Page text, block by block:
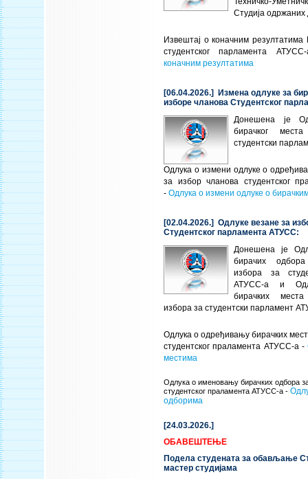
Студија
Извештај о коначним
студентског парламента
коначним резултатима
[06.04.2026.] Измена одлуке за
изборе чланова Студентског
Донешена је
бирачког
студентски
Одлука о измени одлуке о
за избор чланова студентског
- Одлука о измени одлуке о
[02.04.2026.] Одлуке везане за
Студентског парламента АТУСС:
Донешена је
бирачих
избора за
АТУСС-а и
бирачких
избора за студентски парламент
Одлука о одређивању бирачких
студентског праламента АТУСС-а -
местима
Одлука о именовању бирачких одбора
студентског праламента АТУСС-а -
одборима
[24.03.2026.]
ОБАВЕШТЕЊЕ
Подела студената за обављање
мастер студијама